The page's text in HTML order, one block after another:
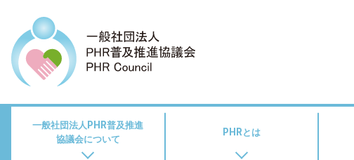
一般社団法人PHR普及推進
協議会について
PHRとは